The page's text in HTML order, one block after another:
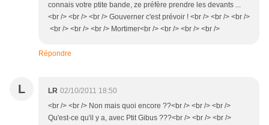
connais votre ptite bande, ze préfère prendre les devants ...
<br /> <br /> <br /> Gouverner c'est prévoir ! <br /> <br /> <br />
<br /> <br /> <br /> Mortimer<br /> <br /> <br /> <br />
Répondre
L LR 02/10/2011 18:50
<br /> <br /> Non mais quoi encore ??<br /> <br /> <br />
Qu'est-ce qu'il y a, avec Ptit Gibus ???<br /> <br /> <br />